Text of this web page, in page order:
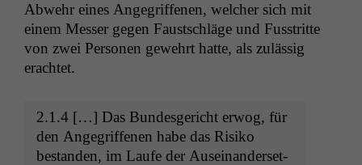
Abwehr eines Ange­grif­f­e­nen, welch­er sich mit
einem Mess­er gegen Faustschläge und Fusstritte
von zwei Per­so­n­en gewehrt hat­te, als zuläs­sig
erachtet.
2.1.4 […] Das Bun­des­gericht erwog, für
den Ange­grif­f­e­nen habe das Risiko
bestanden, im Laufe der Auseinan­der­set­